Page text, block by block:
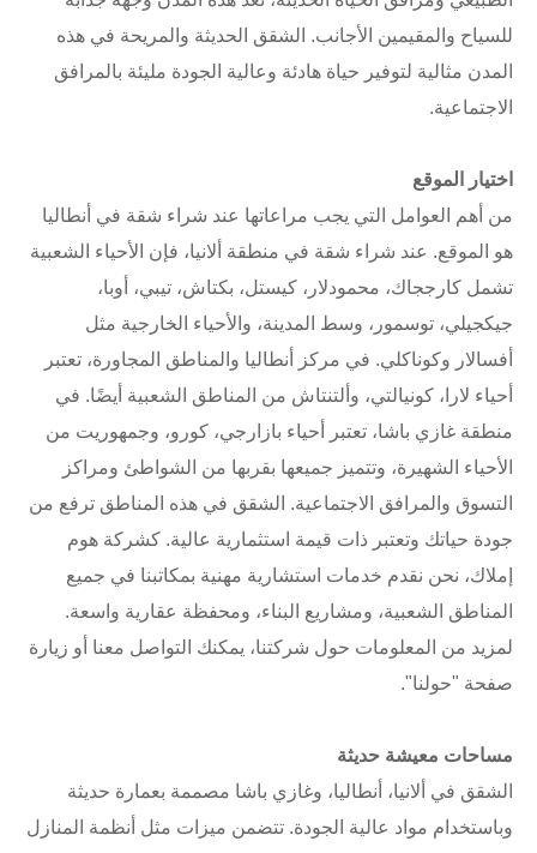
للسياح والمقيمين الأجانب. الشقق الحديثة والمريحة في هذه
المدن مثالية لتوفير حياة هادئة وعالية الجودة مليئة بالمرافق
الاجتماعية.
اختيار الموقع
من أهم العوامل التي يجب مراعاتها عند شراء شقة في أنطاليا
هو الموقع. عند شراء شقة في منطقة ألانيا، فإن الأحياء الشعبية
تشمل كارججاك، محمودلار، كيستل، بكتاش، تيبي، أوبا،
جيكجيلي، توسمور، وسط المدينة، والأحياء الخارجية مثل
أفسالار وكوناكلي. في مركز أنطاليا والمناطق المجاورة، تعتبر
أحياء لارا، كونيالتي، وألتنتاش من المناطق الشعبية أيضًا. في
منطقة غازي باشا، تعتبر أحياء بازارجي، كورو، وجمهوريت من
الأحياء الشهيرة، وتتميز جميعها بقربها من الشواطئ ومراكز
التسوق والمرافق الاجتماعية. الشقق في هذه المناطق ترفع من
جودة حياتك وتعتبر ذات قيمة استثمارية عالية. كشركة هوم
إملاك، نحن نقدم خدمات استشارية مهنية بمكاتبنا في جميع
المناطق الشعبية، ومشاريع البناء، ومحفظة عقارية واسعة.
لمزيد من المعلومات حول شركتنا، يمكنك التواصل معنا أو زيارة
صفحة "حولنا".
مساحات معيشة حديثة
الشقق في ألانيا، أنطاليا، وغازي باشا مصممة بعمارة حديثة
وباستخدام مواد عالية الجودة. تتضمن ميزات مثل أنظمة المنازل